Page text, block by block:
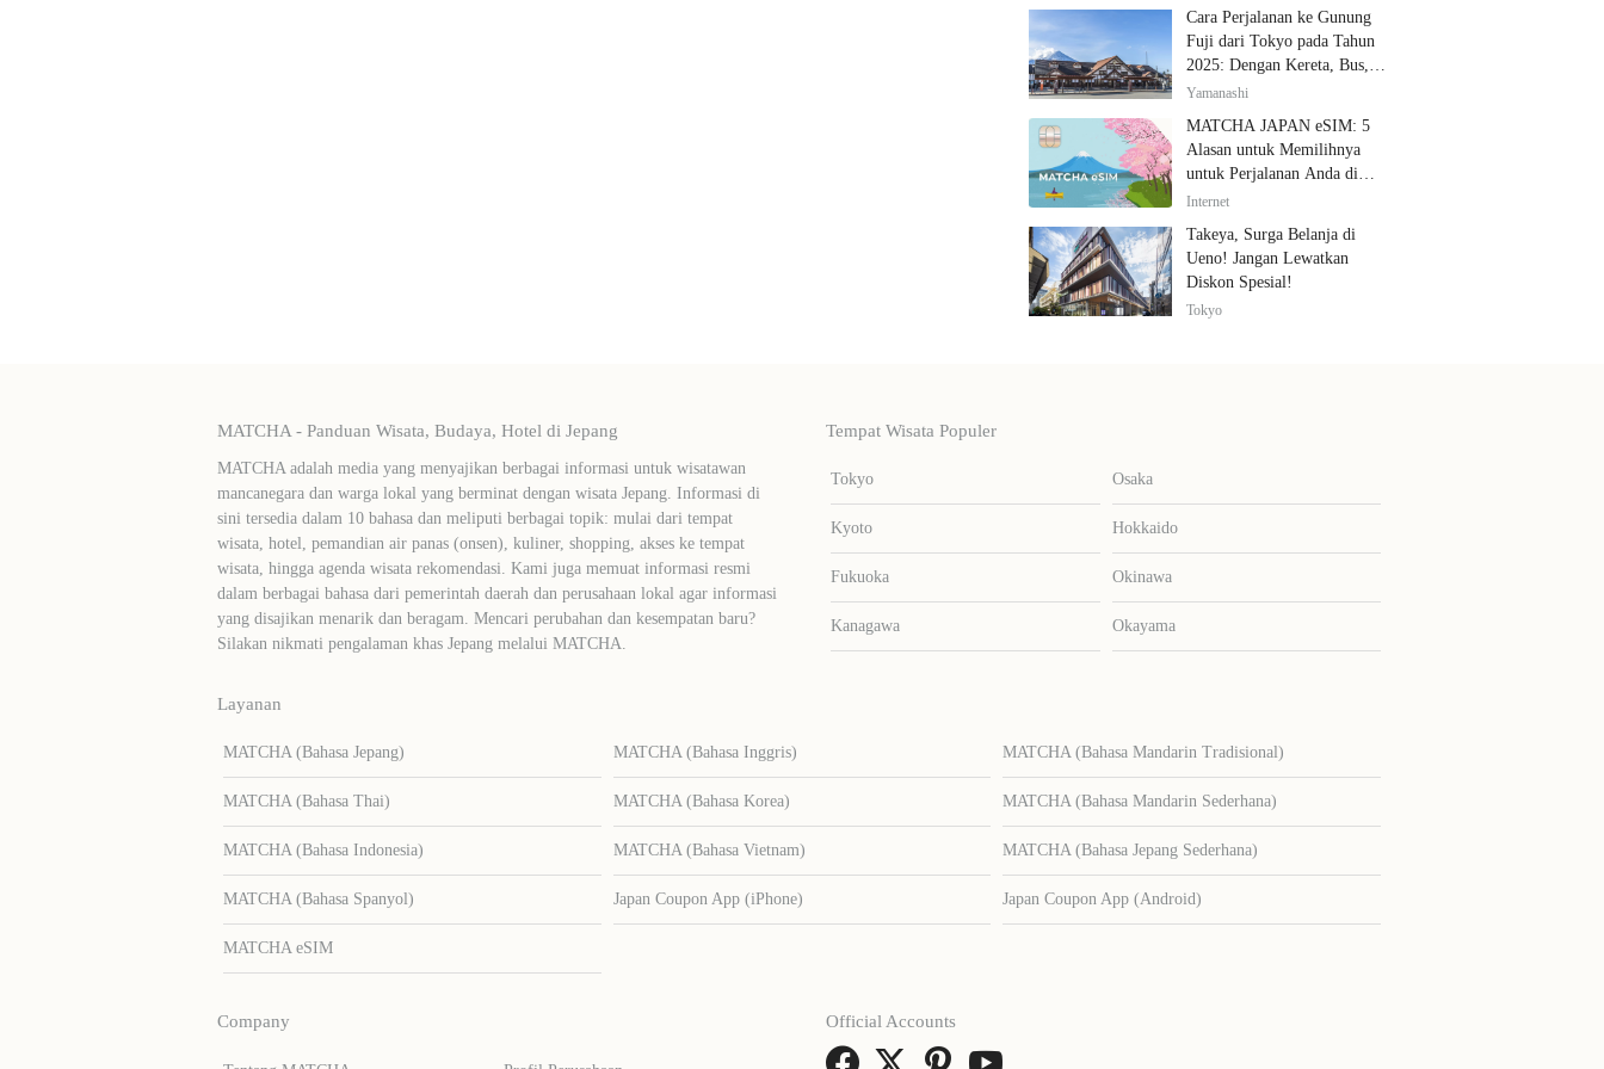
Cara Perjalanan ke Gunung
Fuji dari Tokyo pada Tahun
2025: Dengan Kereta, Bus,
dan Mobil
Yamanashi
MATCHA JAPAN eSIM: 5
Alasan untuk Memilihnya
untuk Perjalanan Anda di
Jepang
Internet
Takeya, Surga Belanja di
Ueno! Jangan Lewatkan
Diskon Spesial!
Tokyo
MATCHA - Panduan Wisata, Budaya, Hotel di Jepang
MATCHA adalah media yang menyajikan berbagai informasi untuk wisatawan
mancanegara dan warga lokal yang berminat dengan wisata Jepang. Informasi di
sini tersedia dalam 10 bahasa dan meliputi berbagai topik: mulai dari tempat
wisata, hotel, pemandian air panas (onsen), kuliner, shopping, akses ke tempat
wisata, hingga agenda wisata rekomendasi. Kami juga memuat informasi resmi
dalam berbagai bahasa dari pemerintah daerah dan perusahaan lokal agar informasi
yang disajikan menarik dan beragam. Mencari perubahan dan kesempatan baru?
Silakan nikmati pengalaman khas Jepang melalui MATCHA.
Tempat Wisata Populer
Tokyo Osaka
Kyoto Hokkaido
Fukuoka Okinawa
Kanagawa Okayama
Layanan
MATCHA (Bahasa Jepang) MATCHA (Bahasa Inggris) MATCHA (Bahasa Mandarin Tradisional)
MATCHA (Bahasa Thai) MATCHA (Bahasa Korea) MATCHA (Bahasa Mandarin Sederhana)
MATCHA (Bahasa Indonesia) MATCHA (Bahasa Vietnam) MATCHA (Bahasa Jepang Sederhana)
MATCHA (Bahasa Spanyol) Japan Coupon App (iPhone) Japan Coupon App (Android)
MATCHA eSIM
Company Official Accounts